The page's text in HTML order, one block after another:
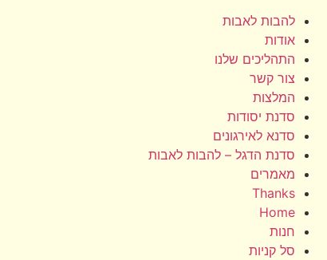
להבות לאבות
אודות
התהליכים שלנו
צור קשר
המלצות
סדנת יסודות
סדנא לאירגונים
סדנת הדגל – להבות לאבות
מאמרים
Thanks
Home
חנות
סל קניות